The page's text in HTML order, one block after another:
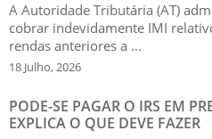
A Autoridade Tributária (AT)
cobrar indevidamente IMI
rendas anteriores a ...
18 Julho, 2026
PODE-SE PAGAR O IRS EM
EXPLICA O QUE DEVE FAZER